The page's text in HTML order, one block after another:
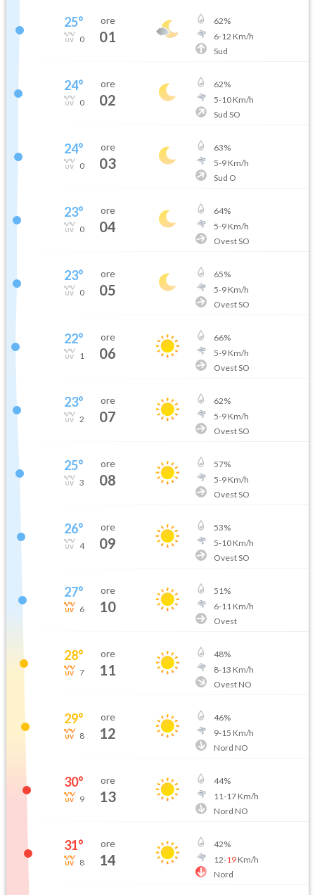
25°
0
ore
01
62%
6-12 Km/h
Sud
24°
0
ore
02
62%
5-10Km/h
Sud SO
24°
0
ore
03
63%
5-9Km/h
Sud O
23°
0
ore
04
64%
5-9Km/h
Ovest SO
23°
0
ore
05
65%
5-9Km/h
Ovest SO
22°
1
ore
06
66%
5-9Km/h
Ovest SO
23°
2
ore
07
62%
5-9Km/h
Ovest SO
25°
3
ore
08
57%
5-9Km/h
Ovest SO
26°
4
ore
09
53%
5-10Km/h
Ovest SO
27°
6
ore
10
51%
6-11 Km/h
Ovest
28°
7
ore
11
48%
8-13 Km/h
Ovest NO
29°
8
ore
12
46%
9-15 Km/h
Nord NO
30°
9
ore
13
44%
11-17Km/h
Nord NO
31°
8
ore
14
42%
12-19Km/h
Nord